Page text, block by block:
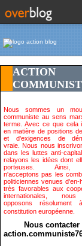
ACTION
Nous sommes un
communiste au sens
terme. Avec ce que cela
en matière de positions
et d'exigences de
vraie. Nous nous
dans les luttes anti-
relayons les idées dont
porteuses. Ainsi,
n'acceptons pas les
politiciennes venues d'en-
très favorables aux
internationales,
opposons résolument
constitution européenne.
Nous contacter